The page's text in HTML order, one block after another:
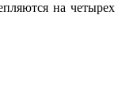
на четырех